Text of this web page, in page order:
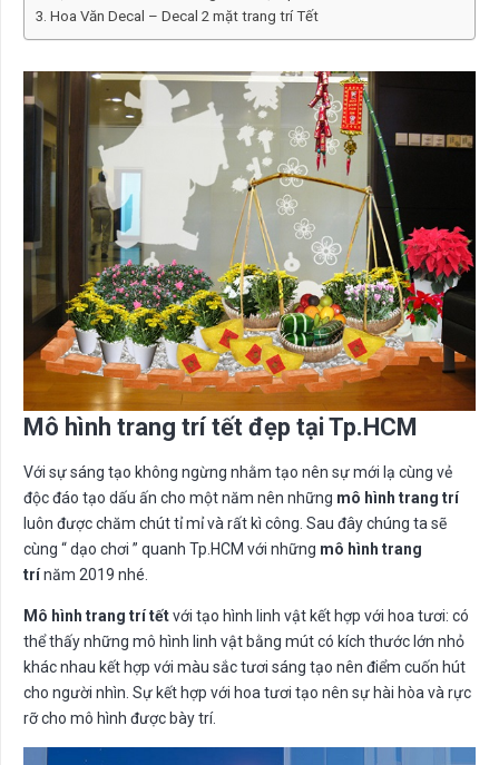
Hoa Văn Decal – Decal 2 mặt trang trí Tết
Mô hình trang trí tết đẹp tại Tp.HCM
Với sự sáng tạo không ngừng nhằm tạo nên sự mới lạ cùng vẻ
độc đáo tạo dấu ấn cho một năm nên những mô hình trang trí
luôn được chăm chút tỉ mỉ và rất kì công. Sau đây chúng ta sẽ
cùng “ dạo chơi ” quanh Tp.HCM với những mô hình trang
trínăm 2019 nhé.
Mô hình trang trí tếtvới tạo hình linh vật kết hợp với hoa tươi: có
thể thấy những mô hình linh vật bằng mút có kích thước lớn nhỏ
khác nhau kết hợp với màu sắc tươi sáng tạo nên điểm cuốn hút
cho người nhìn. Sự kết hợp với hoa tươi tạo nên sự hài hòa và rực
rỡ cho mô hình được bày trí.